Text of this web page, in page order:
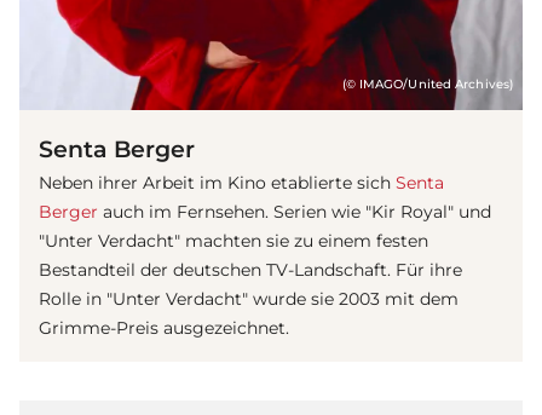
(© IMAGO/United Archives)
Senta Berger
Neben ihrer Arbeit im Kino etablierte sich Senta
Berger auch im Fernsehen. Serien wie "Kir Royal" und
"Unter Verdacht" machten sie zu einem festen
Bestandteil der deutschen TV-Landschaft. Für ihre
Rolle in "Unter Verdacht" wurde sie 2003 mit dem
Grimme-Preis ausgezeichnet.